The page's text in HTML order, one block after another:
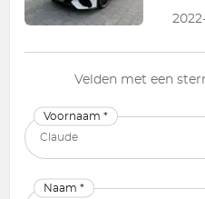
Velden met een
Voornaam *
Naam *